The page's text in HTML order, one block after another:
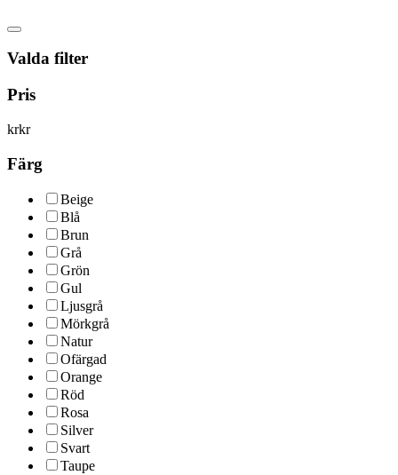
Valda filter
Pris
krkr
Färg
Beige
Blå
Brun
Grå
Grön
Gul
Ljusgrå
Mörkgrå
Natur
Ofärgad
Orange
Röd
Rosa
Silver
Svart
Taupe